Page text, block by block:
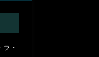
・